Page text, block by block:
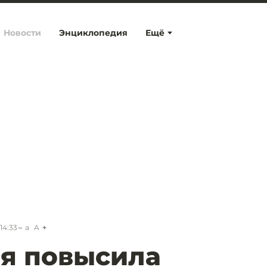
Ещё
Новости Энциклопедия
a A
повысила